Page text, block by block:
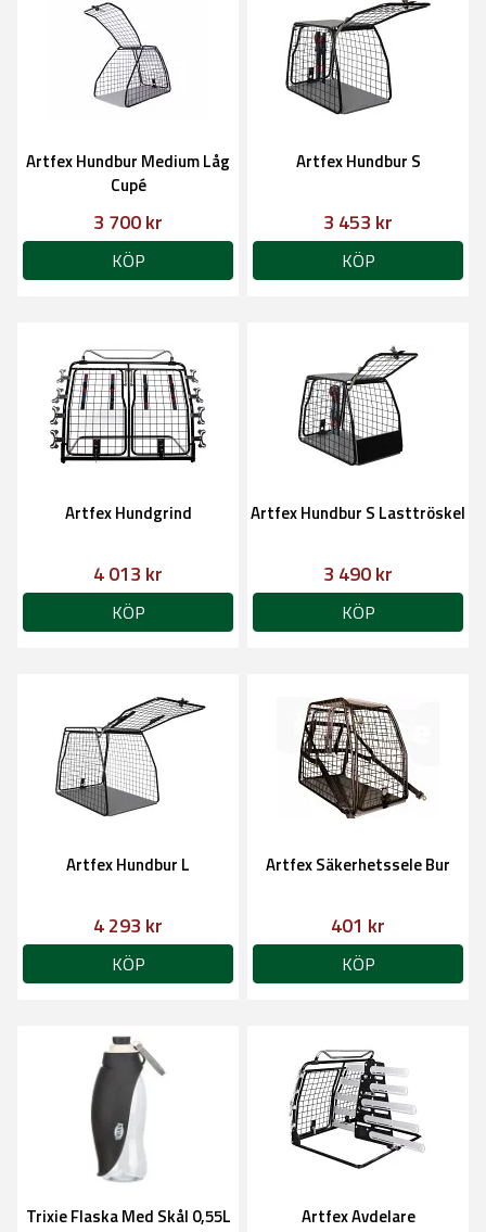
Artfex Hundbur Medium Låg
Cupé
3 700 kr
KÖP
Artfex Hundbur S
3 453 kr
KÖP
Artfex Hundgrind
4 013 kr
KÖP
Artfex Hundbur S Lasttröskel
3 490 kr
KÖP
Artfex Hundbur L
4 293 kr
KÖP
Artfex Säkerhetssele Bur
401 kr
KÖP
Trixie Flaska Med Skål 0,55L Artfex Avdelare